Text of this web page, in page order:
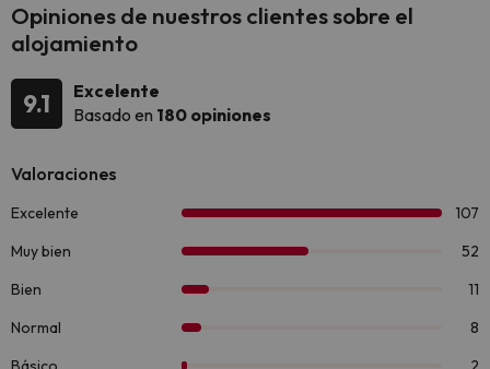
Opiniones de nuestros clientes sobre el
alojamiento
9.1
Excelente
Basado en 180 opiniones